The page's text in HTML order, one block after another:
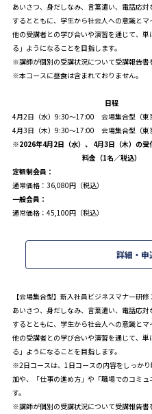
あいさつ、身だしなみ、言葉遣い、電話応
するとともに、学生から社会人への意識とマ
他の受講者との学び合いや演習を通じて、
る」ようになることを目指します。
※講師が個別の受講状況について受講報告書
※本コースに昼食は含まれておりません。
日程
4月2日（水）9:30～17:00 会場集合型（東
4月3日（木）9:30～17:00 会場集合型（東
※2026年4月2日（水）、 4月3日（木）の受
料金（1名／税込）
定額制会員：
通常価格：36,080円（税込）
一般会員：
通常価格：45,100円（税込）
詳細・申
【会場集合型】新入社員ビジネスマナー研修
あいさつ、身だしなみ、言葉遣い、電話応
するとともに、学生から社会人への意識とマ
他の受講者との学び合いや演習を通じて、
る」ようになることを目指します。
※2日コースは、1日コースの内容をしっか
加や、「仕事の進め方」や「職場でのコミ
す。
※講師が個別の受講状況について受講報告書